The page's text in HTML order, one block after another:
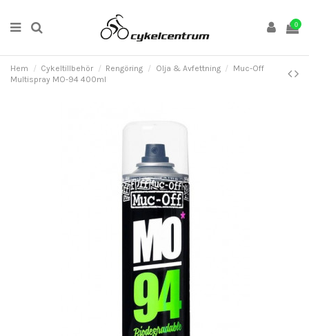
0
Hem Cykeltillbehör Rengöring Olja & Avfettning
Muc-Off
Multispray MO-94 400ml